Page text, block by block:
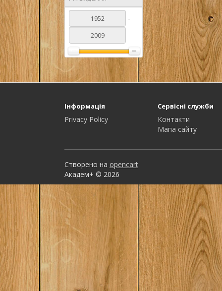
-
Інформація
Privacy Policy
Сервісні служби
Контакти
Мапа сайту
Створено на opencart
Академ+ © 2026